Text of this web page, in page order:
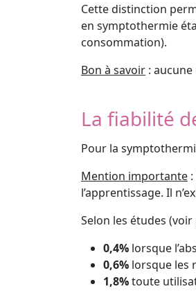
Cette distinction
en symptothermie
consommation).
Bon à savoir : aucune
La fiabilité
Pour la
Mention importante
l’apprentissage. Il
Selon les études
0,4% lorsque
0,6% lorsque les
1,8%toute